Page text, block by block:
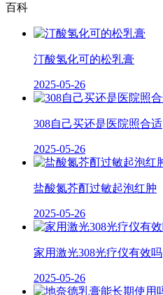
百科
汀酸氢化可的松乳膏
2025-05-26
308自己买还是医院照合适
2025-05-26
盐酸氮芥酊过敏起泡红肿
2025-05-26
家用激光308光疗仪有效吗
2025-05-26